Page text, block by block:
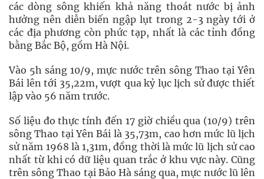
các dòng sông khiến khả năng thoát nước bị ảnh
hưởng nên diễn biến ngập lụt trong 2-3 ngày tới ở
các địa phương còn phức tạp, nhất là các tỉnh đồng
bằng Bắc Bộ, gồm Hà Nội.
Vào 5h sáng 10/9, mực nước trên sông Thao tại Yên
Bái lên tới 35,22m, vượt qua kỷ lục lịch sử được thiết
lập vào 56 năm trước.
Số liệu đo thực tính đến 17 giờ chiều qua (10/9) trên
sông Thao tại Yên Bái là 35,73m, cao hơn mức lũ lịch
sử năm 1968 là 1,31m, đồng thời là mức lũ lịch sử cao
nhất từ khi có dữ liệu quan trắc ở khu vực này. Cũng
trên sông Thao tại Bảo Hà sáng qua, mực nước lũ lên